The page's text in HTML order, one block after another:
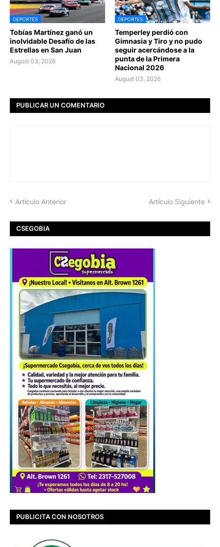
DEPORTES
Tobías Martínez ganó un
inolvidable Desafío de las
Estrellas en San Juan
August 03, 2026
DEPORTES
Temperley perdió con
Gimnasia y Tiro y no pudo
seguir acercándose a la
punta de la Primera
Nacional 2026
August 03, 2026
PUBLICAR UN COMENTARIO
Artículo Anterior Artículo Siguiente
CSEGOBIA
PUBLICITA CON NOSOTROS